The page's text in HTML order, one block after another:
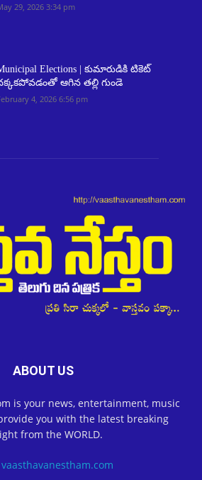
29, 2026 3:34 pm
Elections | కుమారుడికి టికెట్
ఆగిన తల్లి గుండె
4, 2026 6:56 pm
ABOUT US
is your news, entertainment, music
you with the latest breaking
from the WORLD.